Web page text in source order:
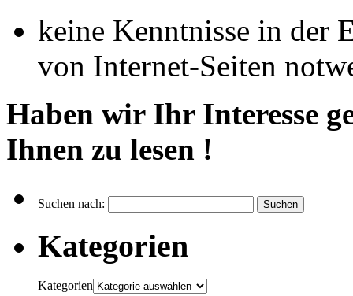
keine Kenntnisse in der
von Internet-Seiten
Haben wir Ihr Interesse
Ihnen zu lesen !
Suchen nach:
Kategorien
Kategorien